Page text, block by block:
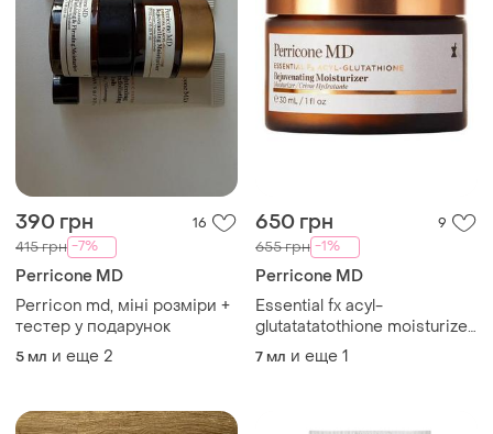
390 грн 16
415 грн -7%
Perricone MD
Perricon md, міні розміри +
тестер у подарунок
5 мл и еще 2
650 грн 9
655 грн -1%
Perricone MD
Essential fx acyl-
glutatatatothione moisturizer
увлажняющий
омолаживающий крем
7 мл и еще 1